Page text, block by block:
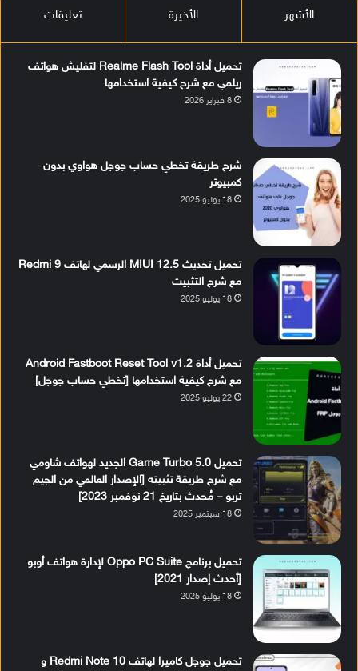
الأشهر الأخيرة تعليقات
تحميل أداة Realme Flash Tool لتفليش هواتف
ريلمي مع شرح كيفية استخدامها
8 فبراير 2026
شرح طريقة تخطي حساب جوجل هواوي بدون
كمبيوتر
18 يوليو 2025
تحميل تحديث MIUI 12.5 الرسمي لهاتف Redmi 9
مع شرح التثبيت
18 يوليو 2025
تحميل أداة Android Fastboot Reset Tool v1.2
مع شرح كيفية استخدامها [تخطي حساب جوجل]
22 يوليو 2025
تحميل Game Turbo 5.0 الجديد لهواتف شاومي
مع شرح طريقة تثبيته [الإصدار العالمي من الجيم
تربو – مُحدث بتاريخ 21 نوفمبر 2023]
18 سبتمبر 2025
تحميل برنامج Oppo PC Suite لإدارة هواتف أوبو
[أحدث إصدار 2021]
18 يوليو 2025
تحميل جوجل كاميرا لهاتف Redmi Note 10 و